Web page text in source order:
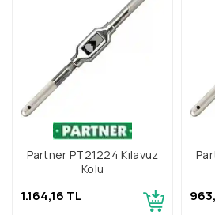
Partner PT21224 Kılavuz
Kolu
1.164,16 TL